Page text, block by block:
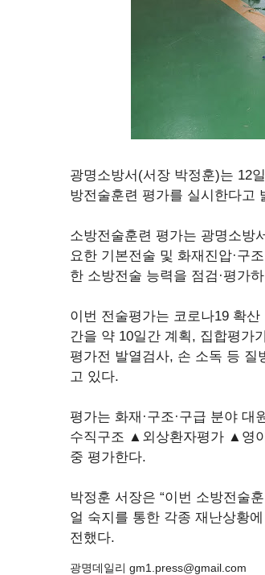
광명소방서(서장 박정훈)는 12
방전술훈련 평가를 실시한다고
소방전술훈련 평가는 광명소방
요한 기본전술 및 화재진압·구
한 소방전술 능력을 점검·평가
이번 전술평가는 코로나19 확
간을 약 10일간 계획, 집합평가
평가전 발열검사, 손 소독 등 질
고 있다.
평가는 화재·구조·구급 분야
수직구조 ▲외상환자평가 ▲영
중 평가한다.
박정훈 서장은 “이번 소방전술
얼 숙지를 통한 각종 재난상황
전했다.
광명데일리 gm1.press@gmail.com